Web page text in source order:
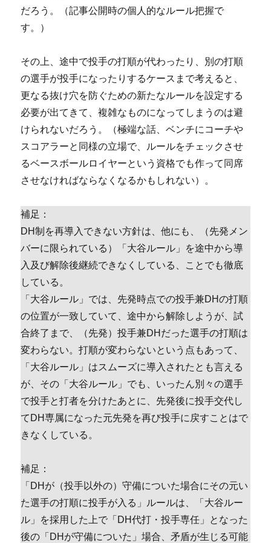
だろう。（記事公開時の個人的なルール把握で
す。）
その上、途中で投手の打順が代わったり、別の打順
の選手が投手になったりするケースまで考えると、
更なる抜け穴を防ぐための新たなルールを設定する
必要が出てきて、複雑なものになってしまうのは避
けられないだろう。（極端な話、ベンチにコーチや
スコアラーと同様の立場で、ルールをチェックさせ
るベースボールロイヤーという資格でも作って同席
させなければならなくなるかもしれない）。
補足：
DH制を再導入できない方針は、他にも、（先発メン
バーに限られている）「大谷ルール」を途中から導
入及び解除後継続できなくしている、ことでも徹底
している。
「大谷ルール」では、先発時点での投手兼DHの打順
の位置が一致していて、途中から解除しようが、試
合終了まで、（先発）投手兼DHだった選手の打順は
変わらない。打順が変わらないという点もあって、
「大谷ルール」はスムーズに導入されたとも言える
が、その「大谷ルール」でも、いったん別々の選手
で投手と打者を分けたあとに、先発後に投手交代し
てDH専属になった元先発を再び投手に戻すことはで
きなくしている。
補足：
「DHが（投手以外の）守備についた場合にその元い
た選手の打順に投手が入る」ルールは、「大谷ルー
ル」を採用した上で「DH代打・投手専任」となった
後の「DHが守備についた」場合、矛盾が生じる可能